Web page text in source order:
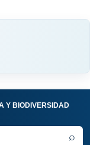
Y BIODIVERSIDAD
⌕